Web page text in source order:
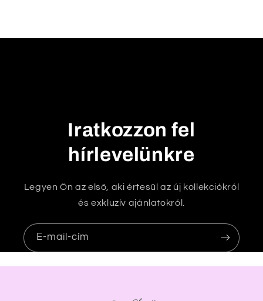
k
Iratkozzon fel
hírlevelünkre
Legyen Ön az első, aki értesül az új kollekciókról
és exkluzív ajánlatokról.
E-mail-cím